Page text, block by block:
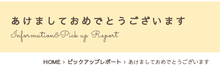
あけましておめでとうございます
Information&Pick up Report
HOME ピックアップレポート あけましておめでとうございます